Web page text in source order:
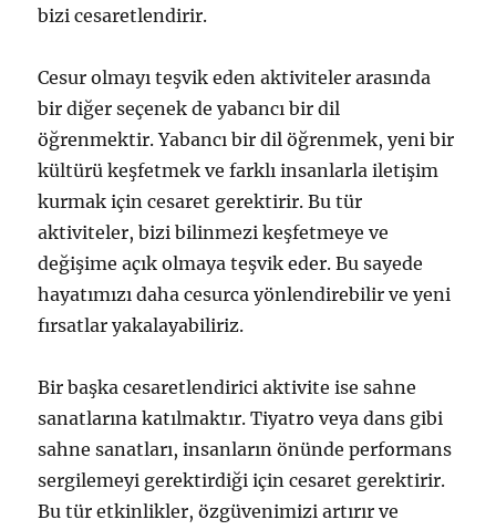
bizi cesaretlendirir.
Cesur olmayı teşvik eden aktiviteler arasında
bir diğer seçenek de yabancı bir dil
öğrenmektir. Yabancı bir dil öğrenmek, yeni bir
kültürü keşfetmek ve farklı insanlarla iletişim
kurmak için cesaret gerektirir. Bu tür
aktiviteler, bizi bilinmezi keşfetmeye ve
değişime açık olmaya teşvik eder. Bu sayede
hayatımızı daha cesurca yönlendirebilir ve yeni
fırsatlar yakalayabiliriz.
Bir başka cesaretlendirici aktivite ise sahne
sanatlarına katılmaktır. Tiyatro veya dans gibi
sahne sanatları, insanların önünde performans
sergilemeyi gerektirdiği için cesaret gerektirir.
Bu tür etkinlikler, özgüvenimizi artırır ve